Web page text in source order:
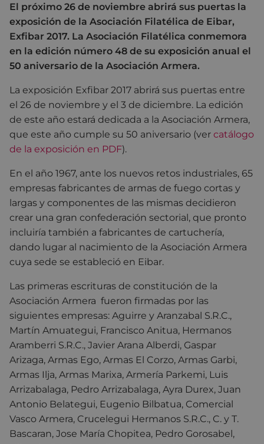
El próximo 26 de noviembre abrirá sus puertas la
exposición de la Asociación Filatélica de Eibar,
Exfibar 2017. La Asociación Filatélica conmemora
en la edición número 48 de su exposición anual el
50 aniversario de la Asociación Armera.
La exposición Exfibar 2017 abrirá sus puertas entre
el 26 de noviembre y el 3 de diciembre. La edición
de este año estará dedicada a la Asociación Armera,
que este año cumple su 50 aniversario (ver catálogo
de la exposición en PDF).
En el año 1967, ante los nuevos retos industriales, 65
empresas fabricantes de armas de fuego cortas y
largas y componentes de las mismas decidieron
crear una gran confederación sectorial, que pronto
incluiría también a fabricantes de cartuchería,
dando lugar al nacimiento de la Asociación Armera
cuya sede se estableció en Eibar.
Las primeras escrituras de constitución de la
Asociación Armera fueron firmadas por las
siguientes empresas: Aguirre y Aranzabal S.R.C.,
Martín Amuategui, Francisco Anitua, Hermanos
Aramberri S.R.C., Javier Arana Alberdi, Gaspar
Arizaga, Armas Ego, Armas El Corzo, Armas Garbi,
Armas Ilja, Armas Marixa, Armería Parkemi, Luis
Arrizabalaga, Pedro Arrizabalaga, Ayra Durex, Juan
Antonio Belategui, Eugenio Bilbatua, Comercial
Vasco Armera, Crucelegui Hermanos S.R.C., C. y T.
Bascaran, Jose María Chopitea, Pedro Gorosabel,